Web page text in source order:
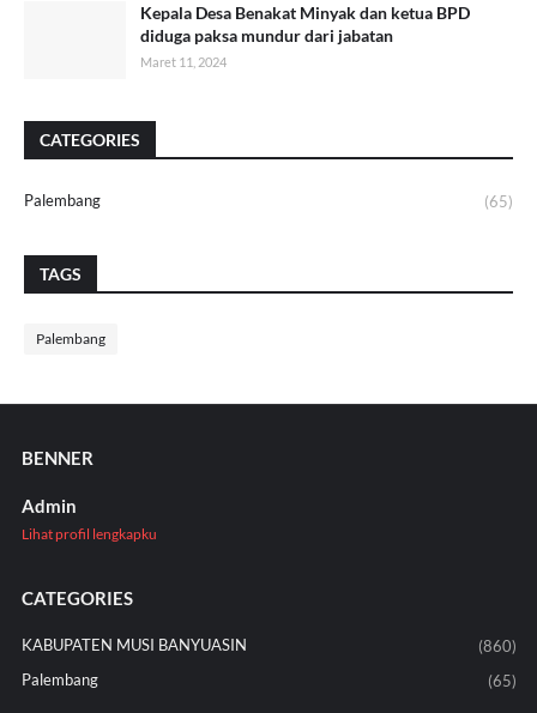
Kepala Desa Benakat Minyak dan ketua BPD
diduga paksa mundur dari jabatan
Maret 11, 2024
CATEGORIES
Palembang (65)
TAGS
Palembang
BENNER
Admin
Lihat profil lengkapku
CATEGORIES
KABUPATEN MUSI BANYUASIN
(860)
Palembang
(65)